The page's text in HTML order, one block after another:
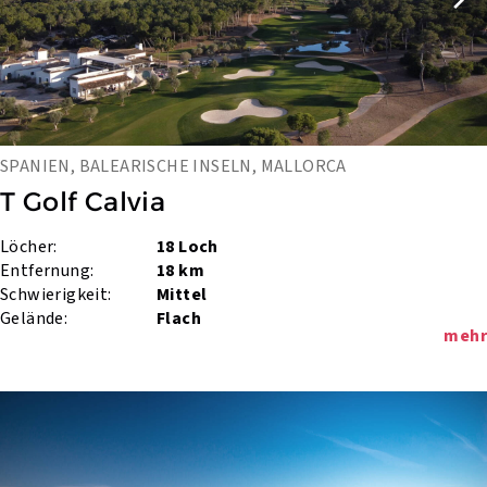
SPANIEN, BALEARISCHE INSELN, MALLORCA
T Golf Calvia
Löcher:
18 Loch
Entfernung:
18 km
Schwierigkeit:
Mittel
Gelände:
Flach
mehr